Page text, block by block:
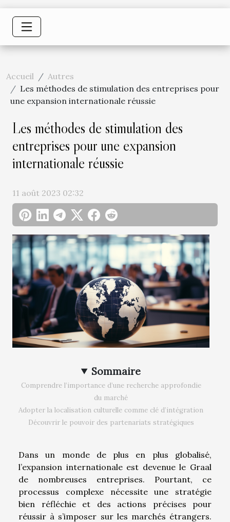
Accueil
Autres
Les méthodes de stimulation des entreprises pour
une expansion internationale réussie
Les méthodes de stimulation des
entreprises pour une expansion
internationale réussie
11 août 2023 02:32
Sommaire
Comprendre l’importance d’une recherche approfondie
du marché
Adopter la localisation culturelle comme clé d’intégration
Découvrir le pouvoir des partenariats stratégiques
Dans un monde de plus en plus globalisé,
l’expansion internationale est devenue le Graal
de nombreuses entreprises. Pourtant, ce
processus complexe nécessite une stratégie
bien réfléchie et des actions précises pour
réussir à s’imposer sur les marchés étrangers.